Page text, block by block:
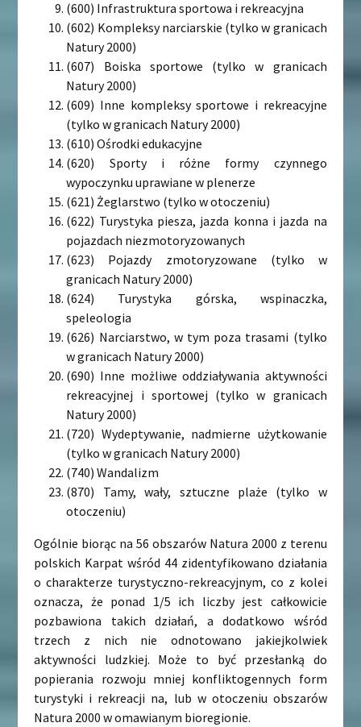
(600) Infrastruktura sportowa i rekreacyjna
(602) Kompleksy narciarskie (tylko w granicach
Natury 2000)
(607) Boiska sportowe (tylko w granicach
Natury 2000)
(609) Inne kompleksy sportowe i rekreacyjne
(tylko w granicach Natury 2000)
(610) Ośrodki edukacyjne
(620) Sporty i różne formy czynnego
wypoczynku uprawiane w plenerze
(621) Żeglarstwo (tylko w otoczeniu)
(622) Turystyka piesza, jazda konna i jazda na
pojazdach niezmotoryzowanych
(623) Pojazdy zmotoryzowane (tylko w
granicach Natury 2000)
(624) Turystyka górska, wspinaczka,
speleologia
(626) Narciarstwo, w tym poza trasami (tylko
w granicach Natury 2000)
(690) Inne możliwe oddziaływania aktywności
rekreacyjnej i sportowej (tylko w granicach
Natury 2000)
(720) Wydeptywanie, nadmierne użytkowanie
(tylko w granicach Natury 2000)
(740) Wandalizm
(870) Tamy, wały, sztuczne plaże (tylko w
otoczeniu)
Ogólnie biorąc na 56 obszarów Natura 2000 z terenu
polskich Karpat wśród 44 zidentyfikowano działania
o charakterze turystyczno-rekreacyjnym, co z kolei
oznacza, że ponad 1/5 ich liczby jest całkowicie
pozbawiona takich działań, a dodatkowo wśród
trzech z nich nie odnotowano jakiejkolwiek
aktywności ludzkiej. Może to być przesłanką do
popierania rozwoju mniej konfliktogennych form
turystyki i rekreacji na, lub w otoczeniu obszarów
Natura 2000 w omawianym bioregionie.